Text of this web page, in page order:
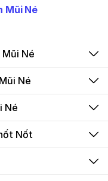
Mũi Né
Mũi Né
Né
Né
Nốt